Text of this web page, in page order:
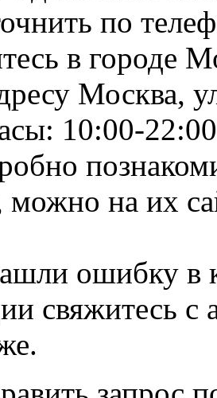
по
в городе
Москва,
10:00-
можно на их
ошибку в
свяжитесь